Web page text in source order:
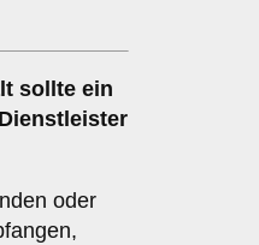
sollte ein
oder